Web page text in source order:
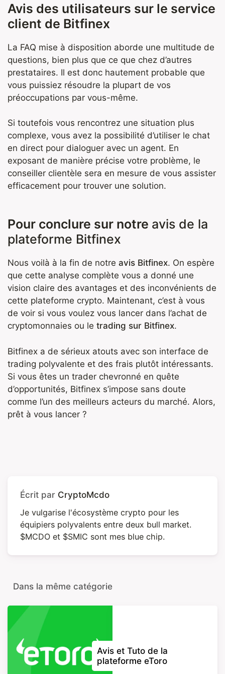
Avis des utilisateurs sur le service
client de Bitfinex
La FAQ mise à disposition aborde une multitude de
questions, bien plus que ce que chez d’autres
prestataires. Il est donc hautement probable que
vous puissiez résoudre la plupart de vos
préoccupations par vous-même.
Si toutefois vous rencontrez une situation plus
complexe, vous avez la possibilité d’utiliser le chat
en direct pour dialoguer avec un agent. En
exposant de manière précise votre problème, le
conseiller clientèle sera en mesure de vous assister
efficacement pour trouver une solution.
Pour conclure sur notre avis de la
plateforme Bitfinex
Nous voilà à la fin de notre avis Bitfinex. On espère
que cette analyse complète vous a donné une
vision claire des avantages et des inconvénients de
cette plateforme crypto. Maintenant, c’est à vous
de voir si vous voulez vous lancer dans l’achat de
cryptomonnaies ou le trading sur Bitfinex.
Bitfinex a de sérieux atouts avec son interface de
trading polyvalente et des frais plutôt intéressants.
Si vous êtes un trader chevronné en quête
d’opportunités, Bitfinex s’impose sans doute
comme l’un des meilleurs acteurs du marché. Alors,
prêt à vous lancer ?
Écrit par CryptoMcdo
Je vulgarise l'écosystème crypto pour les
équipiers polyvalents entre deux bull market.
$MCDO et $SMIC sont mes blue chip.
Dans la même catégorie
Avis et Tuto de la
plateforme eToro